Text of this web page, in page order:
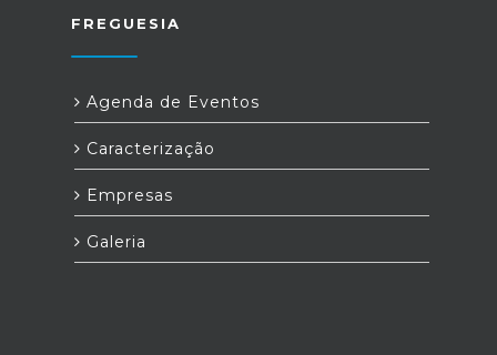
FREGUESIA
Agenda de Eventos
Caracterização
Empresas
Galeria